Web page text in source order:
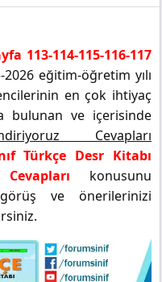
113-114-115-116-117
2026 eğitim-öğretim yılı
en çok ihtiyaç
bulunan ve içerisinde
Cevapları
Türkçe Desr Kitabı
konusunu
ve önerilerinizi